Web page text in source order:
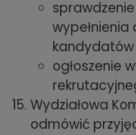
ogłoszenie
Wydziałowa
odmówić